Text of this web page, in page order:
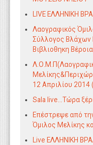
LIVE ΕΛΛΗΝΙΚΗ
Λαογραφικός
Σύλλογος Βλάχων
Βιβλιοθηκη
12 Απριλίου
Sala live...Τώρα
Eπέστρεψε από
Όμιλος Μελίκης
Live ΕΛΛΗΝΙΚΗ